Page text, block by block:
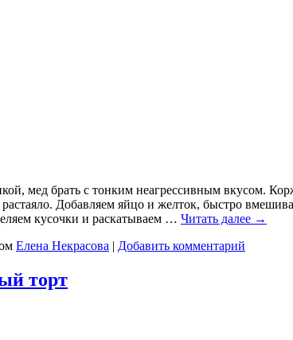
мед брать с тонким неагрессивным вкусом.
Добавляем яйцо и желток, быстро
кусочки и раскатываем … Читать далее →
Елена Некрасова | Добавить комментарий
торт